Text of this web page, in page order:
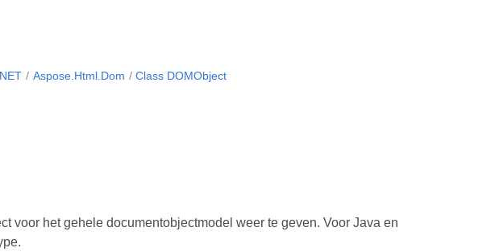
Aspose.Html.Dom Class DOMObject
voor het gehele documentobjectmodel weer te geven. Voor Java en